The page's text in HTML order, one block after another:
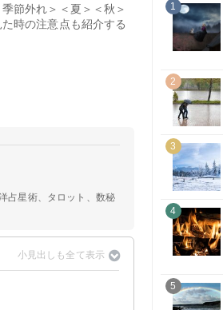
節外れ＞＜夏＞＜秋＞
時の注意点も紹介する
占星術、タロット、数秘
1
2
3
4
5